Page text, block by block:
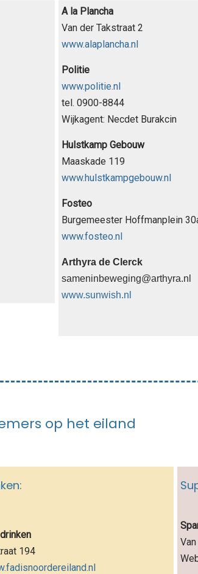
A la Plancha
Van der Takstraat 2
www.alaplancha.nl
Politie
www.politie.nl
tel. 0900-8844
Wijkagent: Necdet Burakcin
Hulstkamp Gebouw
Maaskade 119
www.hulstkampgebouw.nl
Fosteo
Burgemeester Hoffmanplein
www.fosteo.nl
Arthyra de Clerck
sameninbeweging@arthyra.nl
www.sunwish.nl
op het eiland
194